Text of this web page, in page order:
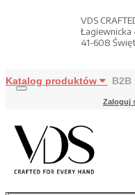
VDS
Łagiewnicka
41-608
Katalog produktów B2B
Zaloguj